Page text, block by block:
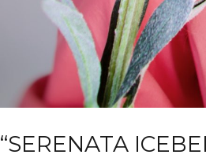
“SERENATA